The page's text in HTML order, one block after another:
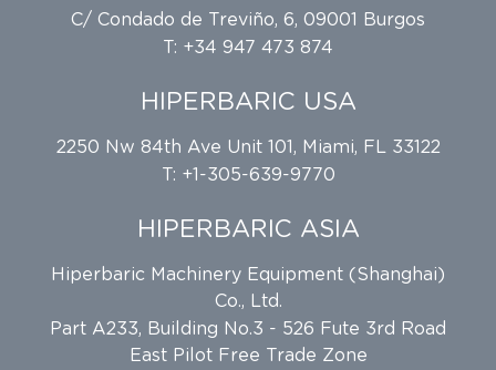
C/ Condado de Treviño, 6, 09001 Burgos
T: +34 947 473 874
HIPERBARIC USA
2250 Nw 84th Ave Unit 101, Miami, FL 33122
T: +1-305-639-9770
HIPERBARIC ASIA
Hiperbaric Machinery Equipment (Shanghai)
Co., Ltd.
Part A233, Building No.3 - 526 Fute 3rd Road
East Pilot Free Trade Zone